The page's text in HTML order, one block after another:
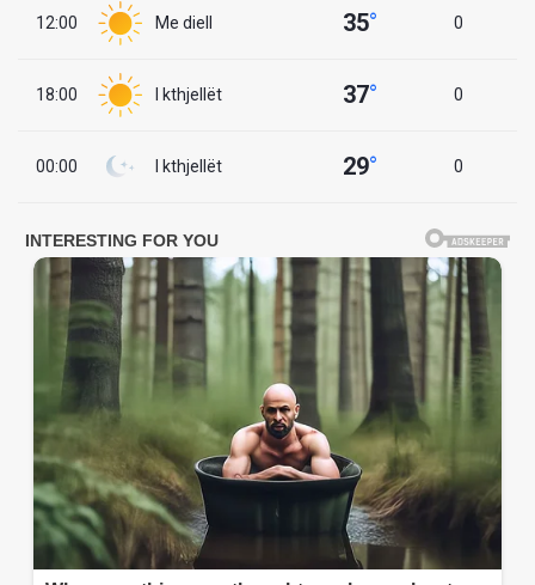
12:00 Me diell 35° 0
18:00 I kthjellët 37° 0
00:00 I kthjellët 29° 0